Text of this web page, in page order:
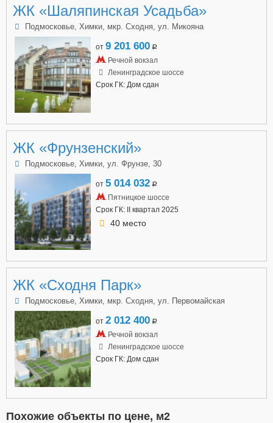
ЖК «Шаляпинская Усадьба»
Подмосковье, Химки, мкр. Сходня, ул. Микояна
от 9 201 600 a
Речной вокзал
Ленинградское шоссе
Срок ГК: Дом сдан
ЖК «Фрунзенский»
Подмосковье, Химки, ул. Фрунзе, 30
от 5 014 032 a
Пятницкое шоссе
Срок ГК: II квартал 2025
40 место
ЖК «Сходня Парк»
Подмосковье, Химки, мкр. Сходня, ул. Первомайская
от 2 012 400 a
Речной вокзал
Ленинградское шоссе
Срок ГК: Дом сдан
Похожие объекты по цене, м2